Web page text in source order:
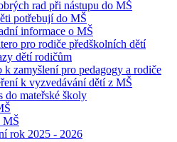
rad při nástupu do MŠ
potřebují do MŠ
informace o MŠ
pro rodiče předškolních dětí
dětí rodičům
k zamyšlení pro pedagogy a rodiče
k vyzvedávání dětí z MŠ
do mateřské školy
MŠ
rok 2025 - 2026